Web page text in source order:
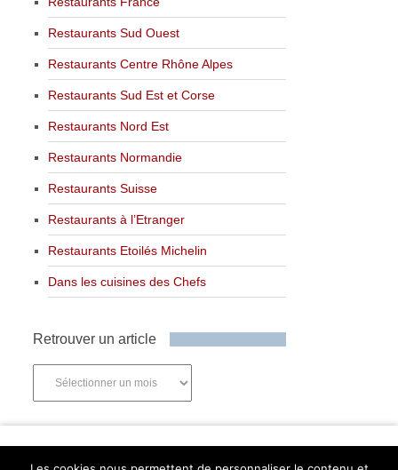
Restaurants Sud Ouest
Restaurants Centre Rhône Alpes
Restaurants Sud Est et Corse
Restaurants Nord Est
Restaurants Normandie
Restaurants Suisse
Restaurants à l’Etranger
Restaurants Etoilés Michelin
Dans les cuisines des Chefs
Retrouver un article